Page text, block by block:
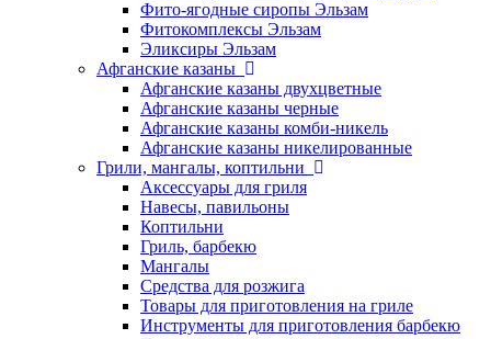
Фито-ягодные сиропы Эльзам
Фитокомплексы Эльзам
Эликсиры Эльзам
Афганские казаны
Афганские казаны двухцветные
Афганские казаны черные
Афганские казаны комби-никель
Афганские казаны никелированные
Грили, мангалы, коптильни
Аксессуары для гриля
Навесы, павильоны
Коптильни
Гриль, барбекю
Мангалы
Средства для розжига
Товары для приготовления на гриле
Инструменты для приготовления барбекю